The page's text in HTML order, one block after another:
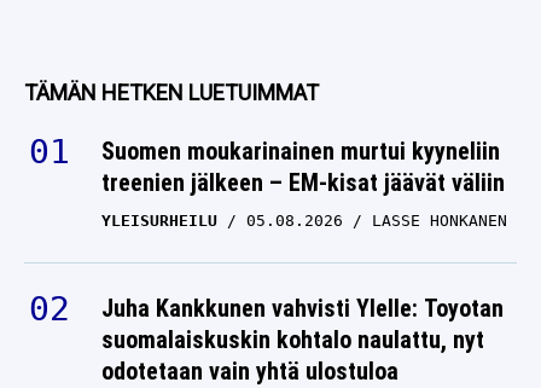
TÄMÄN HETKEN LUETUIMMAT
Suomen moukarinainen murtui kyyneliin
treenien jälkeen – EM-kisat jäävät väliin
YLEISURHEILU 05.08.2026 LASSE HONKANEN
Juha Kankkunen vahvisti Ylelle: Toyotan
suomalaiskuskin kohtalo naulattu, nyt
odotetaan vain yhtä ulostuloa